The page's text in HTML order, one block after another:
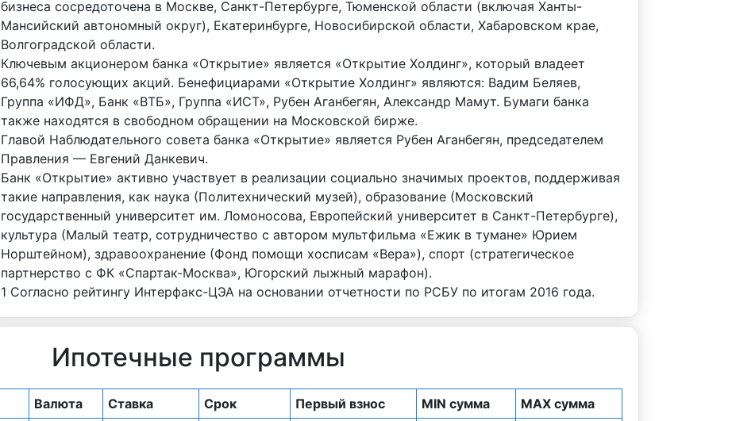
бизнеса сосредоточена в Москве, Санкт-Петербурге, Тюменской области (включая Ханты-
Мансийский автономный округ), Екатеринбурге, Новосибирской области, Хабаровском крае,
Волгоградской области.
Ключевым акционером банка «Открытие» является «Открытие Холдинг», который владеет
66,64% голосующих акций. Бенефициарами «Открытие Холдинг» являются: Вадим Беляев,
Группа «ИФД», Банк «ВТБ», Группа «ИСТ», Рубен Аганбегян, Александр Мамут. Бумаги банка
также находятся в свободном обращении на Московской бирже.
Главой Наблюдательного совета банка «Открытие» является Рубен Аганбегян, председателем
Правления — Евгений Данкевич.
Банк «Открытие» активно участвует в реализации социально значимых проектов, поддерживая
такие направления, как наука (Политехнический музей), образование (Московский
государственный университет им. Ломоносова, Европейский университет в Санкт-Петербурге),
культура (Малый театр, сотрудничество с автором мультфильма «Ежик в тумане» Юрием
Норштейном), здравоохранение (Фонд помощи хосписам «Вера»), спорт (стратегическое
партнерство с ФК «Спартак-Москва», Югорский лыжный марафон).
1 Согласно рейтингу Интерфакс-ЦЭА на основании отчетности по РСБУ по итогам 2016 года.
Ипотечные программы
Валюта Ставка Срок Первый взнос MIN сумма
MAX сумма